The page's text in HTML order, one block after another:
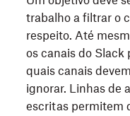
trabalho a filtrar o
respeito. Até
os canais do Slack
quais canais
ignorar. Linhas de
escritas permitem